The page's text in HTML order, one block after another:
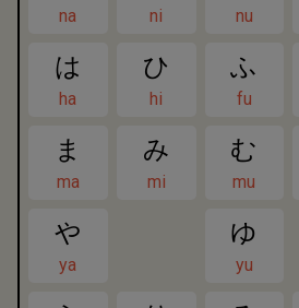
na ni nu
は
ha
ひ
hi
ふ
fu
ま
ma
み
mi
む
mu
や
ya
ゆ
yu